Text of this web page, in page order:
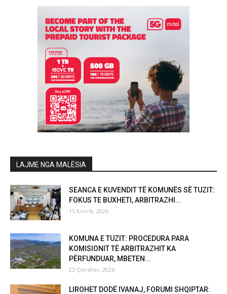
LAJME NGA MALËSIA
SEANCA E KUVENDIT TË KOMUNËS SË TUZIT:
FOKUS TE BUXHETI, ARBITRAZHI...
15 Korrik, 2026
KOMUNA E TUZIT: PROCEDURA PARA
KOMISIONIT TË ARBITRAZHIT KA
PËRFUNDUAR, MBETEN...
23 Qershor, 2026
LIROHET DODË IVANAJ, FORUMI SHQIPTAR: